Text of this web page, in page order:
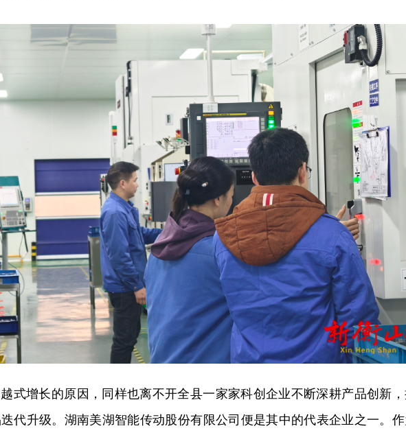
式增长的原因，同样也离不开全县一家家科创企业不断深耕产品创新
代升级。湖南美湖智能传动股份有限公司便是其中的代表企业之一。